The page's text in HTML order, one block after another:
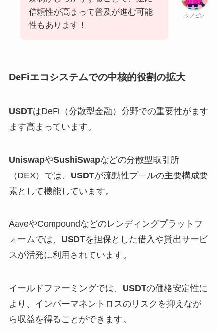
シノビン
信頼性が高まって普及が進む可能
性もあります！
DeFiエコシステムでの中核的役割の拡大
USDTはDeFi（分散型金融）分野での重要性がます
ます高まっています。
UniswapやSushiSwapなどの分散型取引所
（DEX）では、 USDTが流動性プールの主要構成要
素として機能しています。
AaveやCompoundなどのレンディングプラットフ
ォームでは、 USDTを担保とした借入や貸出サービ
スが活発に利用されています。
イールドファーミングでは、 USDTの価格安定性に
より、インパーマネントロスのリスクを抑えなが
ら収益を得ることができます。